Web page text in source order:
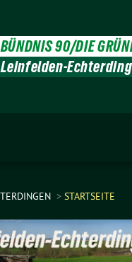
BÜNDNIS 90/DIE
Leinfelden-
STARTSEITE